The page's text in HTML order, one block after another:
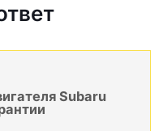
Subaru